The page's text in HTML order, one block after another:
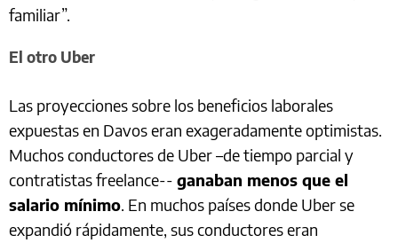
familiar”.
El otro Uber
Las proyecciones sobre los beneficios laborales
expuestas en Davos eran exageradamente optimistas.
Muchos conductores de Uber –de tiempo parcial y
contratistas freelance-- ganaban menos que el
salario mínimo. En muchos países donde Uber se
expandió rápidamente, sus conductores eran